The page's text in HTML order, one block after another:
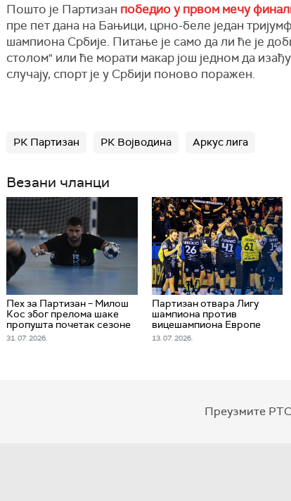
Пошто је Партизан победио у првом мечу
пре пет дана на Бањици, црно-беле један
шампиона Србије. Питање је само да ли ће је
столом" или ће морати макар још једном да
случају, спорт је у Србији поново поражен.
РК Партизан РК Војводина Аркус лига
Везани чланци
Пех за Партизан – Милош
Кос због прелома шаке
пропушта почетак сезоне
31. 07. 2026.
Партизан отвара Лигу
шампиона против
вицешампиона Европе
13. 07. 2026.
Преузмите